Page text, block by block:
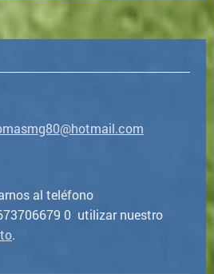
al teléfono
0 utilizar nuestro
.